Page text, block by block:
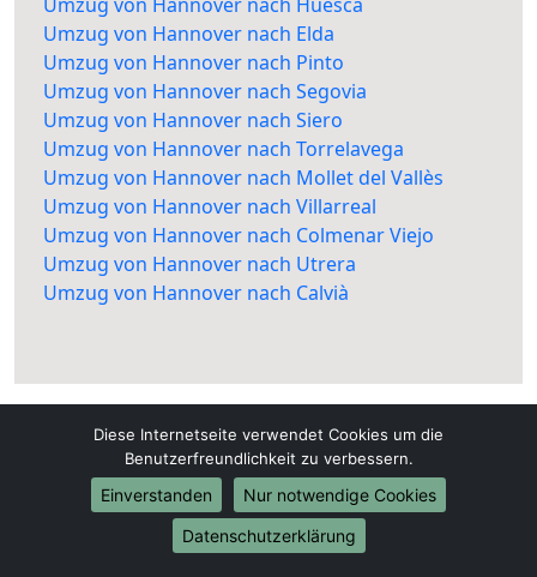
Umzug von Hannover nach Elda
Umzug von Hannover nach Pinto
Umzug von Hannover nach Segovia
Umzug von Hannover nach Siero
Umzug von Hannover nach Torrelavega
Umzug von Hannover nach Mollet del Vallès
Umzug von Hannover nach Villarreal
Umzug von Hannover nach Colmenar Viejo
Umzug von Hannover nach Utrera
Umzug von Hannover nach Calvià
Umzüge24-Hannover.de
Diese Internetseite verwendet Cookies um die
Benutzerfreundlichkeit zu verbessern.
Einverstanden
Nur notwendige Cookies
Datenschutzerklärung